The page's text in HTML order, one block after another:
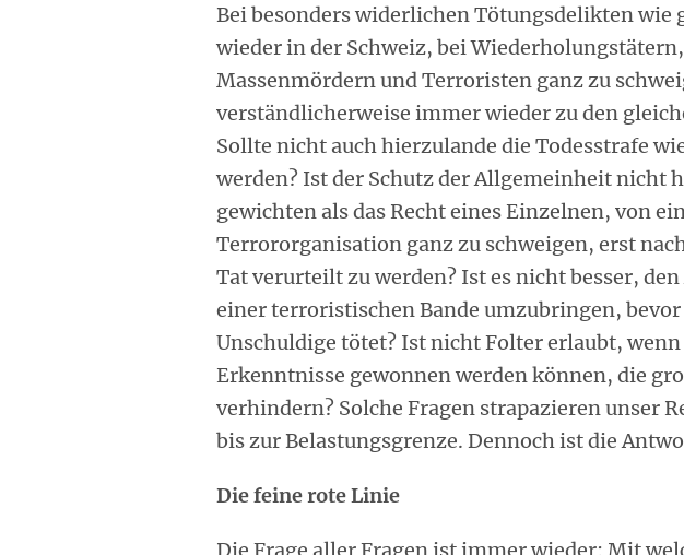
Bei besonders widerlichen Tötungsdelikten wie
wieder in der Schweiz, bei
Massenmördern und Terroristen ganz zu
verständlicherweise immer wieder zu den
Sollte nicht auch hierzulande die Todesstrafe
werden? Ist der Schutz der Allgemeinheit nicht
gewichten als das Recht eines Einzelnen, von
Terrororganisation ganz zu schweigen, erst
Tat verurteilt zu werden? Ist es nicht besser,
einer terroristischen Bande umzubringen, bevor
Unschuldige tötet? Ist nicht Folter erlaubt, wenn
Erkenntnisse gewonnen werden können, die
verhindern? Solche Fragen strapazieren unser
bis zur Belastungsgrenze. Dennoch ist die
Die feine rote Linie
Die Frage aller Fragen ist immer wieder: Mit